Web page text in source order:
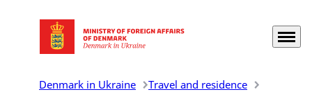
Go to frontpage Menu
Denmark in Ukraine
Travel and residence